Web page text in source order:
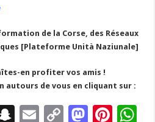
de la Corse, des Réseaux
[Plateforme Unità Naziunale]
en profiter vos amis !
autours de vous en cliquant sur :
S
E
C
M Pi